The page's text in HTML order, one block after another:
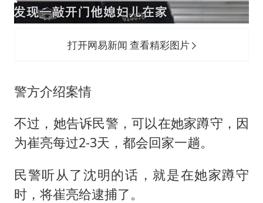
打开网易新闻 查看精彩图片
警方介绍案情
不过，她告诉民警，可以在她家蹲守，因
为崔亮每过2-3天，都会回家一趟。
民警听从了沈明的话，就是在她家蹲守
时，将崔亮给逮捕了。